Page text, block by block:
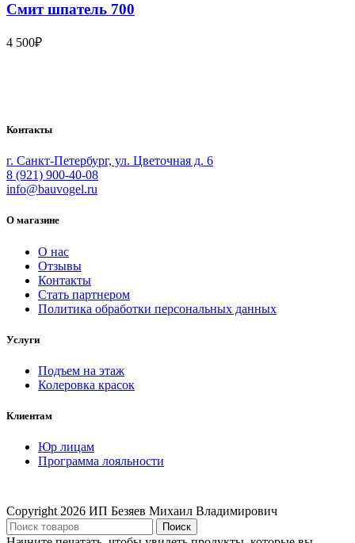
Смит шпатель 700
4 500₽
Контакты
г. Санкт-Петербург, ул. Цветочная д. 6
8 (921) 900-40-08
info@bauvogel.ru
О магазине
О нас
Отзывы
Контакты
Стать партнером
Политика обработки персональных данных
Услуги
Подъем на этаж
Колеровка красок
Клиентам
Юр лицам
Программа лояльности
Copyright 2026 ИП Безяев Михаил Владимирович
Поиск